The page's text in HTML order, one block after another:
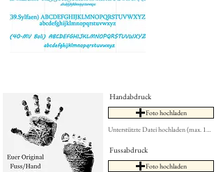
Handabdruck
Foto hochladen
Unterstützte Datei hochladen (max. 15MB)
Fussabdruck
Foto hochladen